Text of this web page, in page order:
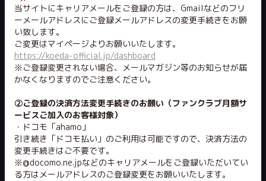
当サイトにキャリアメールをご登録の方は、Gmailなどのフリ
ーメールアドレスにご登録メールアドレスの変更手続きをお願
い致します。
ご変更はマイページよりお願いいたします。
https://koeda-official.jp/dashboard
※ご登録変更されない場合、メールマガジン等のお知らせが届
かなくなりますのでご注意ください。
②ご登録の決済方法変更手続きのお願い（ファンクラブ月額サ
ービスご加入のお客様対象）
・ドコモ「ahamo」
引き続き「ドコモ払い」のご利用は可能ですので、決済方法の
変更手続きはご不要です。
※@docomo.ne.jpなどのキャリアメールをご登録いただいてい
る方はメールアドレスのご登録変更をお願いいたします。